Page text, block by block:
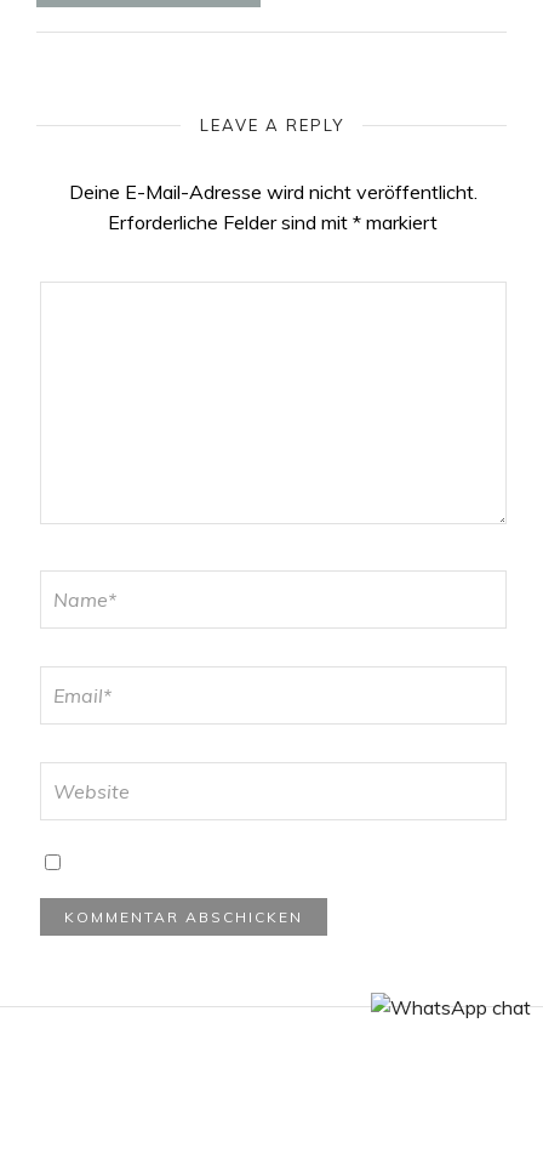
LEAVE A REPLY
Deine E-Mail-Adresse wird nicht veröffentlicht.
Erforderliche Felder sind mit* markiert